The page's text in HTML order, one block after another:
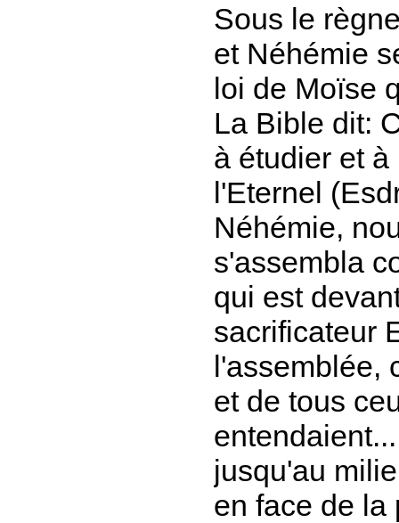
Sous le
et Néhémie
loi de Moïse
La Bible dit:
à étudier et
l'Eternel
Néhémie,
s'assembla
qui est
sacrificateur
l'assemblée,
et de tous
jusqu'au
en face de la